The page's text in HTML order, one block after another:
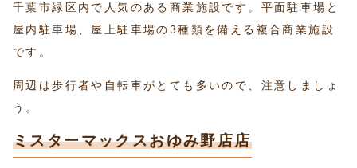
千葉市緑区内で人気のある商業施設です。平面駐車場と
屋内駐車場、屋上駐車場の3種類を備える複合商業施設
です。
周辺は歩行者や自転車がとても多いので、注意しましょ
う。
ミスターマックスおゆみ野店店